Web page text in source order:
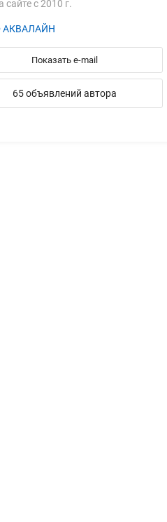
сайте с 2010 г.
АКВАЛАЙН
Показать e-mail
65 объявлений автора